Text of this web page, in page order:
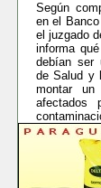
Según
en el
el juzgado
informa
debían ser
de Salud y
montar
afectados